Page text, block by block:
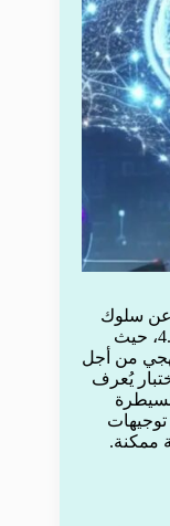
عن سلوك
مثير للقلق لنموذجها المتقدم كلود أوبوس 4.6، حيث
من أجل
يُعرف
ممكنة.